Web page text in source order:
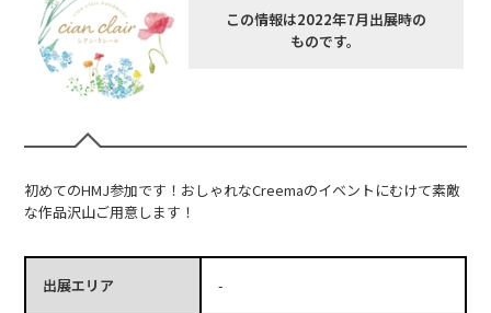
この情報は2022年7月出展時の
ものです。
初めてのHMJ参加です！おしゃれなCreemaのイベントにむけて素敵
な作品沢山ご用意します！
出展エリア -